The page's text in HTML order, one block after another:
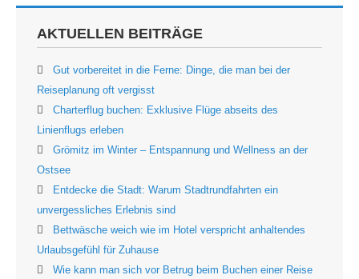
AKTUELLEN BEITRÄGE
Gut vorbereitet in die Ferne: Dinge, die man bei der
Reiseplanung oft vergisst
Charterflug buchen: Exklusive Flüge abseits des
Linienflugs erleben
Grömitz im Winter – Entspannung und Wellness an der
Ostsee
Entdecke die Stadt: Warum Stadtrundfahrten ein
unvergessliches Erlebnis sind
Bettwäsche weich wie im Hotel verspricht anhaltendes
Urlaubsgefühl für Zuhause
Wie kann man sich vor Betrug beim Buchen einer Reise